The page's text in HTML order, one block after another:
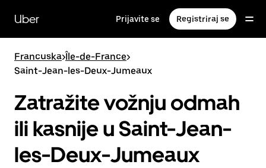
glavni
sadržaj
Uber Prijavite se Registriraj se
Francuska>Île-de-France>
Saint-Jean-les-Deux-Jumeaux
Zatražite vožnju odmah
ili kasnije u Saint-Jean-
les-Deux-Jumeaux